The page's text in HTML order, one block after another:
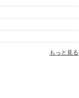
もっと見る